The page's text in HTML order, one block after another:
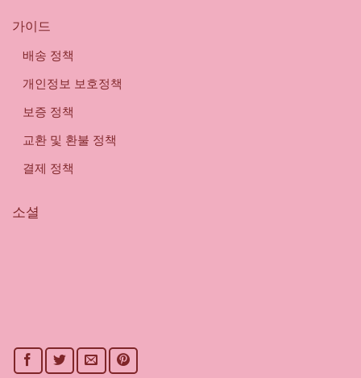
가이드
배송 정책
개인정보 보호정책
보증 정책
교환 및 환불 정책
결제 정책
소셜